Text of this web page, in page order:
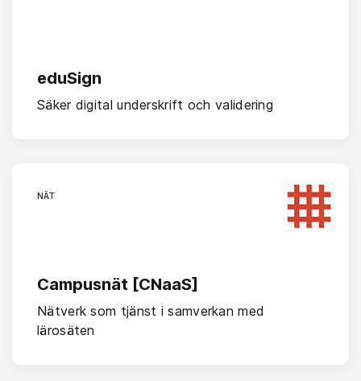
eduSign
Säker digital underskrift och validering
NÄT
Campusnät [CNaaS]
Nätverk som tjänst i samverkan med
lärosäten